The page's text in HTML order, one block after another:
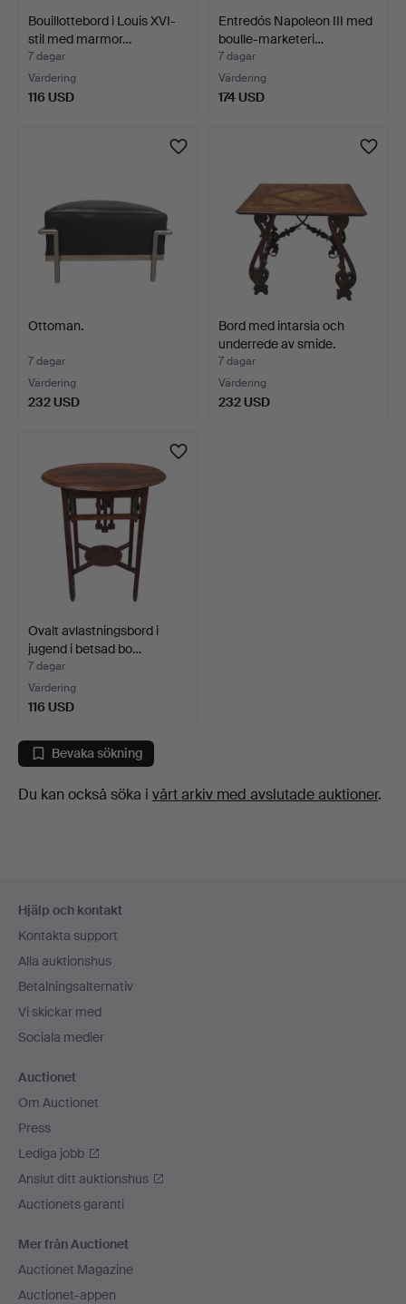
Bouillottebord i Louis XVI-
stil med marmor…
7 dagar
Värdering
116 USD
Entredós Napoleon III med
boulle-marketeri…
7 dagar
Värdering
174 USD
Ottoman.
7 dagar
Värdering
232 USD
Bord med intarsia och
underrede av smide.
7 dagar
Värdering
232 USD
Ovalt avlastningsbord i
jugend i betsad bo…
7 dagar
Värdering
116 USD
Bevaka sökning
Du kan också söka i vårt arkiv med avslutade auktioner.
Hjälp och kontakt
Kontakta support
Alla auktionshus
Betalningsalternativ
Vi skickar med
Sociala medier
Auctionet
Om Auctionet
Press
Lediga jobb
Anslut ditt auktionshus
Auctionets garanti
Mer från Auctionet
Auctionet Magazine
Auctionet-appen